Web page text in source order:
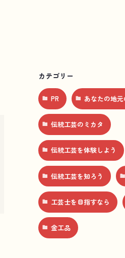
カテゴリー
PR あなたの地
伝統工芸のミカタ
伝統工芸を体験しよう
伝統工芸を知ろう
工芸士を目指すなら
金工品